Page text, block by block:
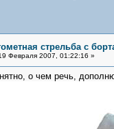
стрельба с
Февраля 2007, 01:22:16 »
о чем речь,